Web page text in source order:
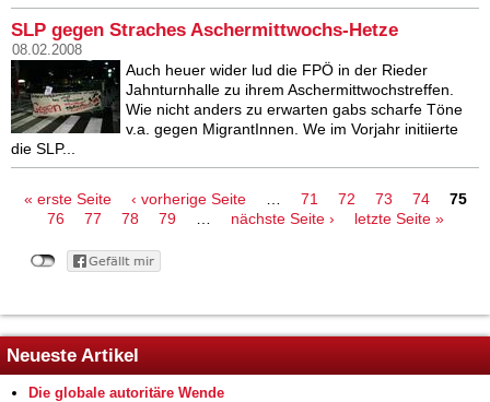
SLP gegen Straches Aschermittwochs-Hetze
08.02.2008
Auch heuer wider lud die FPÖ in der Rieder
Jahnturnhalle zu ihrem Aschermittwochstreffen.
Wie nicht anders zu erwarten gabs scharfe Töne
v.a. gegen MigrantInnen. We im Vorjahr initiierte
die SLP...
Seiten
« erste Seite ‹ vorherige Seite … 71 72 73 74
75
76
77 78 79 … nächste Seite › letzte Seite »
Neueste Artikel
Die globale autoritäre Wende